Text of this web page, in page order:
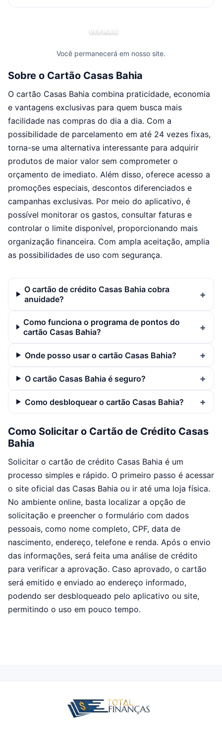
VER MAIS
Você permanecerá em nosso site.
Sobre o Cartão Casas Bahia
O cartão Casas Bahia combina praticidade, economia
e vantagens exclusivas para quem busca mais
facilidade nas compras do dia a dia. Com a
possibilidade de parcelamento em até 24 vezes fixas,
torna-se uma alternativa interessante para adquirir
produtos de maior valor sem comprometer o
orçamento de imediato. Além disso, oferece acesso a
promoções especiais, descontos diferenciados e
campanhas exclusivas. Por meio do aplicativo, é
possível monitorar os gastos, consultar faturas e
controlar o limite disponível, proporcionando mais
organização financeira. Com ampla aceitação, amplia
as possibilidades de uso com segurança.
O cartão de crédito Casas Bahia cobra
anuidade?
Como funciona o programa de pontos do
cartão Casas Bahia?
Onde posso usar o cartão Casas Bahia?
O cartão Casas Bahia é seguro?
Como desbloquear o cartão Casas Bahia?
Como Solicitar o Cartão de Crédito Casas
Bahia
Solicitar o cartão de crédito Casas Bahia é um
processo simples e rápido. O primeiro passo é acessar
o site oficial das Casas Bahia ou ir até uma loja física.
No ambiente online, basta localizar a opção de
solicitação e preencher o formulário com dados
pessoais, como nome completo, CPF, data de
nascimento, endereço, telefone e renda. Após o envio
das informações, será feita uma análise de crédito
para verificar a aprovação. Caso aprovado, o cartão
será emitido e enviado ao endereço informado,
podendo ser desbloqueado pelo aplicativo ou site,
permitindo o uso em pouco tempo.